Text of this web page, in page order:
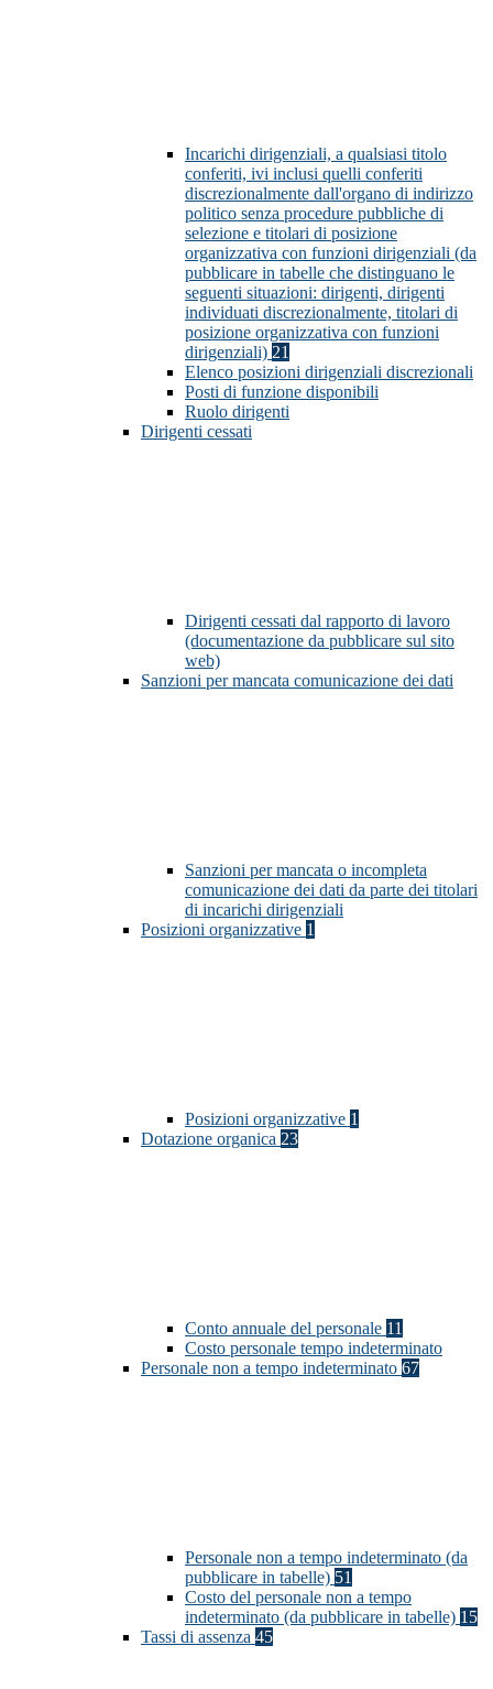
Incarichi dirigenziali, a qualsiasi titolo
conferiti, ivi inclusi quelli conferiti
discrezionalmente dall'organo di indirizzo
politico senza procedure pubbliche di
selezione e titolari di posizione
organizzativa con funzioni dirigenziali (da
pubblicare in tabelle che distinguano le
seguenti situazioni: dirigenti, dirigenti
individuati discrezionalmente, titolari di
posizione organizzativa con funzioni
dirigenziali) 21
Elenco posizioni dirigenziali discrezionali
Posti di funzione disponibili
Ruolo dirigenti
Dirigenti cessati
Dirigenti cessati dal rapporto di lavoro
(documentazione da pubblicare sul sito
web)
Sanzioni per mancata comunicazione dei dati
Sanzioni per mancata o incompleta
comunicazione dei dati da parte dei titolari
di incarichi dirigenziali
Posizioni organizzative 1
Posizioni organizzative 1
Dotazione organica 23
Conto annuale del personale 11
Costo personale tempo indeterminato
Personale non a tempo indeterminato 67
Personale non a tempo indeterminato (da
pubblicare in tabelle) 51
Costo del personale non a tempo
indeterminato (da pubblicare in tabelle) 15
Tassi di assenza 45